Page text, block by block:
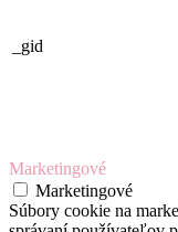
_gid
Marketingové
Marketingové
Súbory cookie na